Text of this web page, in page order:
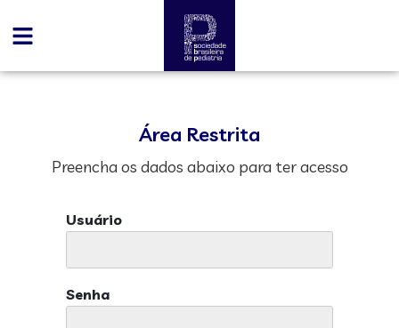
Área Restrita
Preencha os dados abaixo para ter acesso
Usuário
Senha